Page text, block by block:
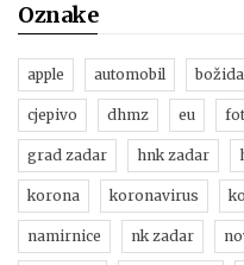
Oznake
apple automobil
cjepivo dhmz eu
grad zadar hnk zadar
korona koronavirus
namirnice nk zadar